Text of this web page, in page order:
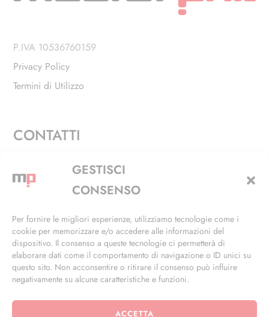
GESTISCI
CONSENSO
Per fornire le migliori esperienze, utilizziamo tecnologie come i
cookie per memorizzare e/o accedere alle informazioni del
dispositivo. Il consenso a queste tecnologie ci permetterà di
elaborare dati come il comportamento di navigazione o ID unici su
questo sito. Non acconsentire o ritirare il consenso può influire
negativamente su alcune caratteristiche e funzioni.
ACCETTA
P.IVA 10536760159
Privacy Policy
Termini di Utilizzo
CONTATTI
Via Alfieri, 27 - Trezzano Sul Naviglio (MI)
+39 02 4846 3155
info@masterphil.it